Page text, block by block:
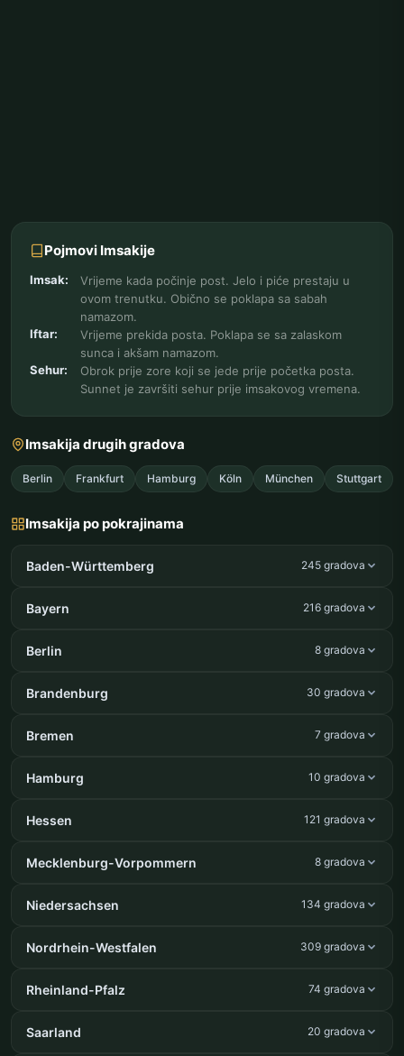
Pojmovi Imsakije
Imsak:
Vrijeme kada počinje post. Jelo i piće prestaju u
ovom trenutku. Obično se poklapa sa sabah
namazom.
Iftar:
Vrijeme prekida posta. Poklapa se sa zalaskom
sunca i akšam namazom.
Sehur:
Obrok prije zore koji se jede prije početka posta.
Sunnet je završiti sehur prije imsakovog vremena.
Imsakija drugih gradova
Berlin Frankfurt Hamburg Köln München Stuttgart
Imsakija po pokrajinama
Baden-Württemberg 245 gradova
Bayern 216 gradova
Berlin 8 gradova
Brandenburg 30 gradova
Bremen 7 gradova
Hamburg 10 gradova
Hessen 121 gradova
Mecklenburg-Vorpommern 8 gradova
Niedersachsen 134 gradova
Nordrhein-Westfalen 309 gradova
Rheinland-Pfalz 74 gradova
Saarland 20 gradova